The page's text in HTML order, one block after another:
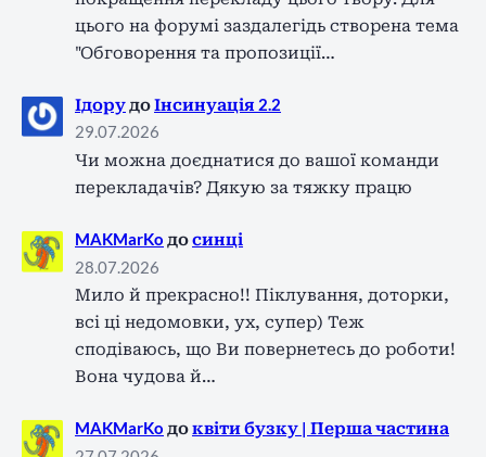
цього на форумі заздалегідь створена тема
"Обговорення та пропозиції…
Ідору доІнсинуація 2.2
29.07.2026
Чи можна доєднатися до вашої команди
перекладачів? Дякую за тяжку працю
MAKMarKo досинці
28.07.2026
Мило й прекрасно!! Піклування, доторки,
всі ці недомовки, ух, супер) Теж
сподіваюсь, що Ви повернетесь до роботи!
Вона чудова й…
MAKMarKo доквіти бузку | Перша частина